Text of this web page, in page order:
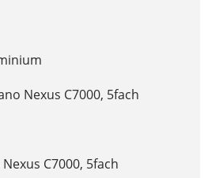
Nexus C7000, 5fach
C7000, 5fach